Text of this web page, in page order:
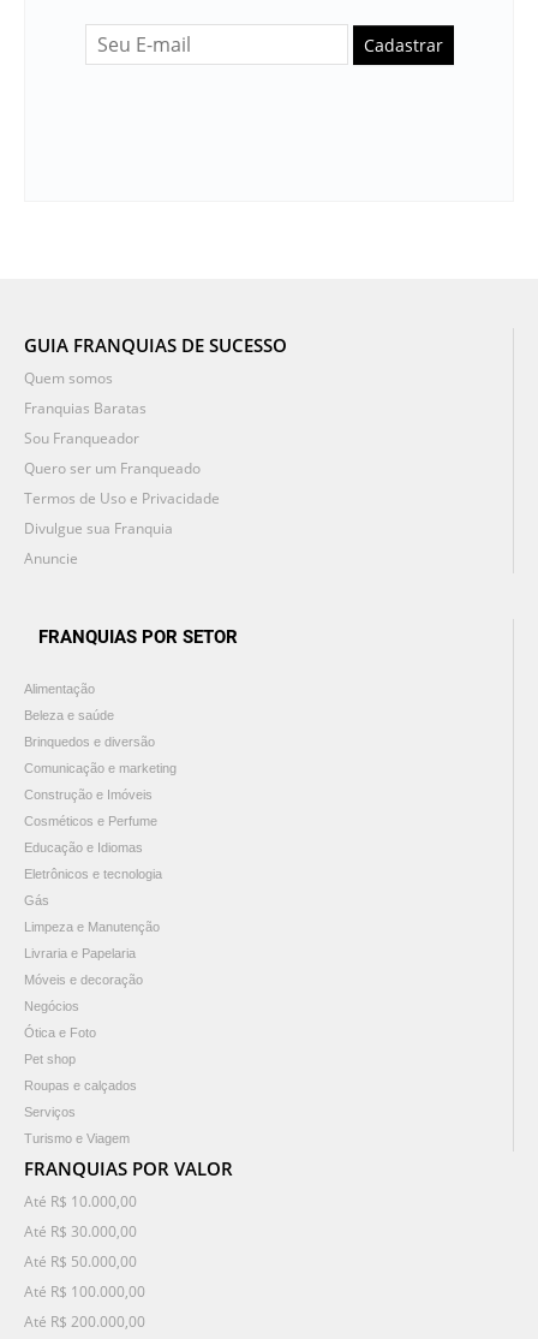
Cadastrar
GUIA FRANQUIAS DE SUCESSO
Quem somos
Franquias Baratas
Sou Franqueador
Quero ser um Franqueado
Termos de Uso e Privacidade
Divulgue sua Franquia
Anuncie
FRANQUIAS POR SETOR
Alimentação
Beleza e saúde
Brinquedos e diversão
Comunicação e marketing
Construção e Imóveis
Cosméticos e Perfume
Educação e Idiomas
Eletrônicos e tecnologia
Gás
Limpeza e Manutenção
Livraria e Papelaria
Móveis e decoração
Negócios
Ótica e Foto
Pet shop
Roupas e calçados
Serviços
Turismo e Viagem
FRANQUIAS POR VALOR
Até R$ 10.000,00
Até R$ 30.000,00
Até R$ 50.000,00
Até R$ 100.000,00
Até R$ 200.000,00